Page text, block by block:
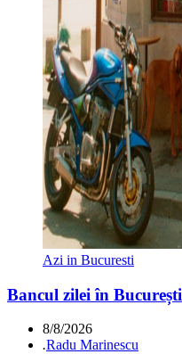
Azi in Bucuresti
Bancul zilei în București
8/8/2026
.Radu Marinescu